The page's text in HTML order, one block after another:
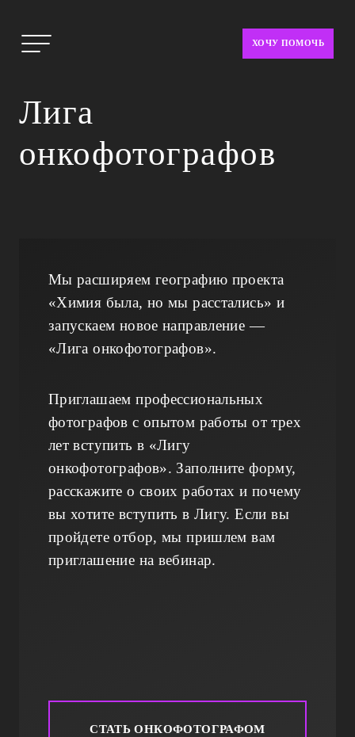
ХОЧУ ПОМОЧЬ
Лига
онкофотографов
Мы расширяем географию проекта
«Химия была, но мы расстались» и
запускаем новое направление —
«Лига онкофотографов».
Приглашаем профессиональных
фотографов с опытом работы от трех
лет вступить в «Лигу
онкофотографов». Заполните форму,
расскажите о своих работах и почему
вы хотите вступить в Лигу. Если вы
пройдете отбор, мы пришлем вам
приглашение на вебинар.
СТАТЬ ОНКОФОТОГРАФОМ